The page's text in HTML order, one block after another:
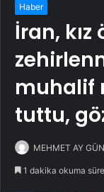
Haber
İran,
muhalif
tuttu,
MEHMET AY
1 dakika okuma